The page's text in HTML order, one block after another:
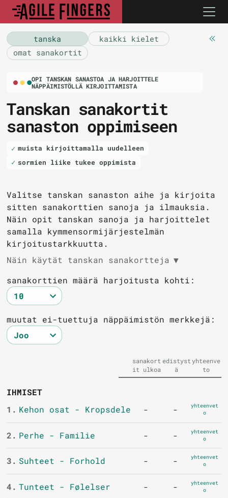
tanska
kaikki kielet
omat sanakortit
OPI TANSKAN SANASTOA JA HARJOITTELE
NÄPPÄIMISTÖLLÄ KIRJOITTAMISTA
Tanskan sanakortit
sanaston oppimiseen
muista kirjoittamalla uudelleen
sormien liike tukee oppimista
Valitse tanskan sanaston aihe ja kirjoita
sitten sanakorttien sanoja ja ilmauksia.
Näin opit tanskan sanoja ja harjoittelet
samalla kymmensormijärjestelmän
kirjoitustarkkuutta.
Näin käytät tanskan sanakortteja ▼
sanakorttien määrä harjoitusta kohti:
muutat ei-tuettuja näppäimistön merkkejä:
sanakort
it ulkoa
edistyst
ä
yhteenve
to
IHMISET
1. Kehon osat - Kropsdele - -
yhteenvet
o
2. Perhe - Familie - -
yhteenvet
o
3. Suhteet - Forhold - -
yhteenvet
o
4. Tunteet - Følelser - -
yhteenvet
o